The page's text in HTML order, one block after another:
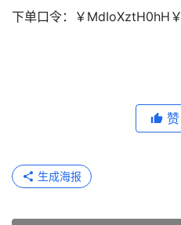
下单口令： ￥MdIoXztH0hH￥
赞
生成海报